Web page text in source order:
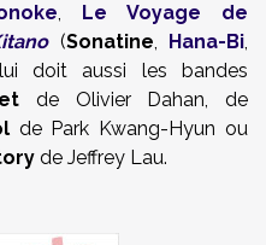
, Le Voyage de
(Sonatine, Hana-Bi,
doit aussi les bandes
de Olivier Dahan, de
de Park Kwang-Hyun ou
de Jeffrey Lau.